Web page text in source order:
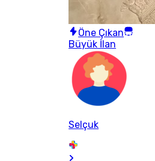
Öne Çıkan
Büyük İlan
Selçuk